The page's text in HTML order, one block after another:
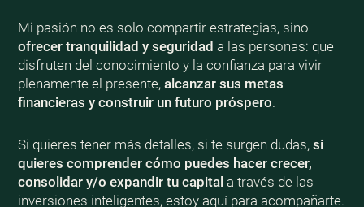
Mi pasión no es solo compartir estrategias, sino
ofrecer tranquilidad y seguridad a las personas: que
disfruten del conocimiento y la confianza para vivir
plenamente el presente, alcanzar sus metas
financieras y construir un futuro próspero.
Si quieres tener más detalles, si te surgen dudas, si
quieres comprender cómo puedes hacer crecer,
consolidar y/o expandir tu capital a través de las
inversiones inteligentes, estoy aquí para acompañarte.